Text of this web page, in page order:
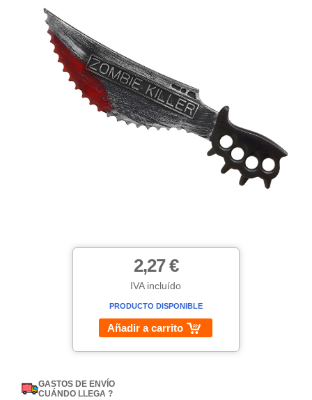
2,27 €
IVA incluído
PRODUCTO DISPONIBLE
Añadir a carrito
GASTOS DE ENVÍO
CUÁNDO LLEGA ?